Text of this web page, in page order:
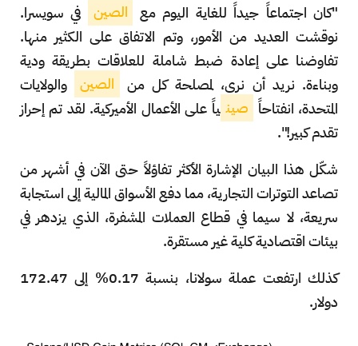
"كان اجتماعاً جيداً للغاية اليوم مع الصين في سويسرا.
نوقشت العديد من الأمور، وتم الاتفاق على الكثير منها.
تفاوضنا على إعادة ضبط شاملة للعلاقات بطريقة ودية
وبناءة. نريد أن نرى، لمصلحة كل من
الصين والولايات
المتحدة، انفتاحاً صين ياً على الأعمال الأميركية. لقد تم إحراز
تقدم كبير!".
شكّل هذا البيان الإشارة الأكثر تفاؤلاً حتى الآن في أشهر من
تصاعد التوترات التجارية، مما دفع الأسواق المالية إلى استجابة
سريعة، لا سيما في قطاع العملات المشفرة، الذي يزدهر في
بيئات اقتصادية كلية غير مستقرة.
كذلك ارتفعت عملة سولانا، بنسبة 0.17% إلى
172.47
دولار.